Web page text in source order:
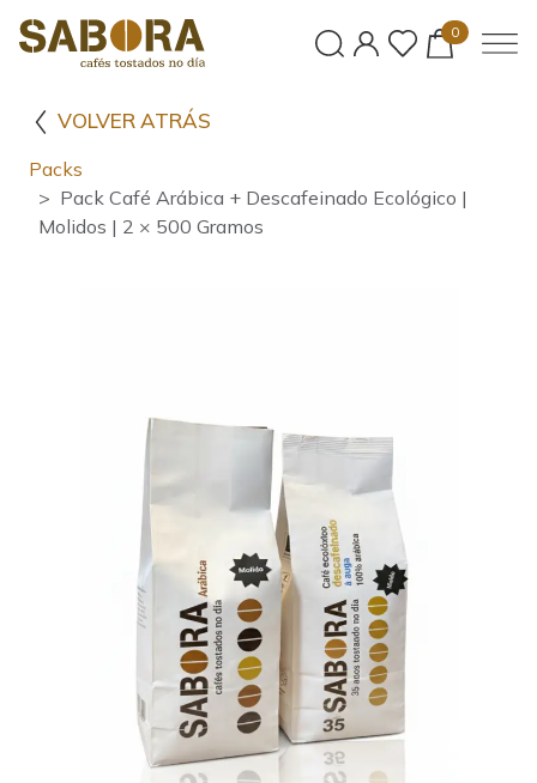
0
VOLVER ATRÁS
Packs
Pack Café Arábica + Descafeinado Ecológico |
Molidos | 2 × 500 Gramos